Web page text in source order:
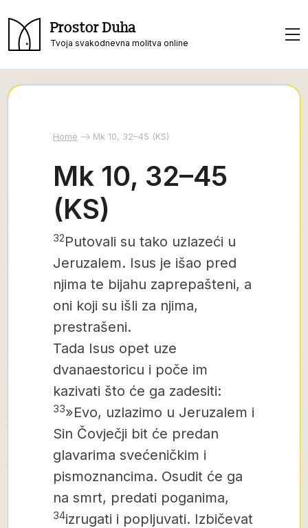
Prostor Duha
Tvoja svakodnevna molitva online
Home Mk 10, 32–45 (KS)
Mk 10, 32–45
(KS)
32Putovali su tako uzlazeći u
Jeruzalem. Isus je išao pred
njima te bijahu zaprepašteni, a
oni koji su išli za njima,
prestrašeni.
Tada Isus opet uze
dvanaestoricu i poče im
kazivati što će ga zadesiti:
33»Evo, uzlazimo u Jeruzalem i
Sin Čovječji bit će predan
glavarima svećeničkim i
pismoznancima. Osudit će ga
na smrt, predati poganima,
34izrugati i popljuvati. Izbičevat